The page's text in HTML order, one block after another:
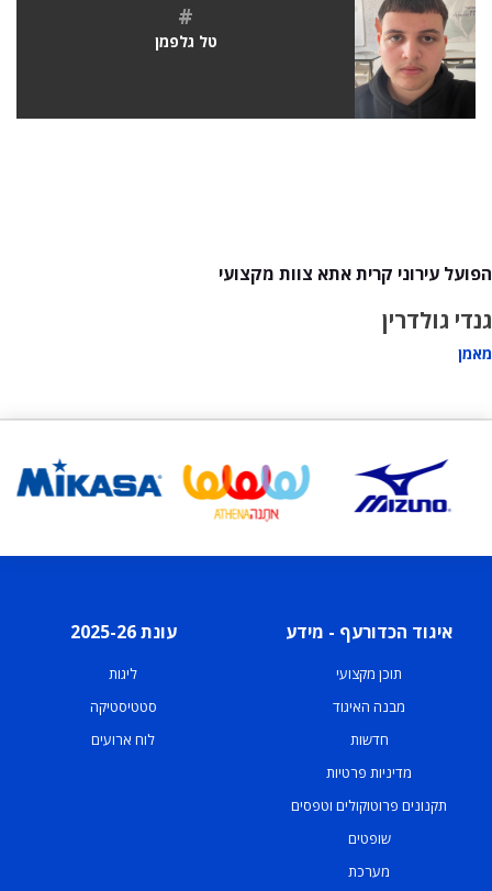
#
טל גלפמן
הפועל עירוני קרית אתא צוות מקצועי
גנדי גולדרין
מאמן
איגוד הכדורעף - מידע
תוכן מקצועי
מבנה האיגוד
חדשות
מדיניות פרטיות
תקנונים פרוטוקולים וטפסים
שופטים
מערכת
עונת 2025-26
ליגות
סטטיסטיקה
לוח ארועים